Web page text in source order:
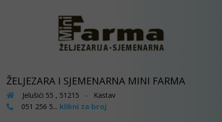
ŽELJEZARA I SJEMENARNA MINI FARMA
Jelušići 55 , 51215 - Kastav
051 256 5... klikni za broj